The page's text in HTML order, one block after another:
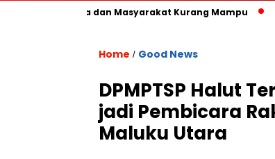
Janda dan Masyarakat Kurang Mampu Harita
Home / Good News
DPMPTSP Halut
jadi Pembicara
Maluku Utara